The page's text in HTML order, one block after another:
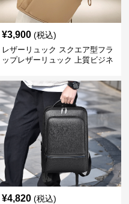
¥3,900 (税込)
レザーリュック スクエア型フラ
ップレザーリュック 上質ビジネ
¥4,820 (税込)